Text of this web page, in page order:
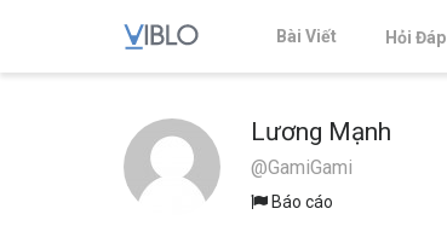
Bài Viết Hỏi Đáp
Lương Mạnh
@GamiGami
Báo cáo